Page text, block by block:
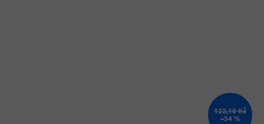
122,10 Kč
–34 %